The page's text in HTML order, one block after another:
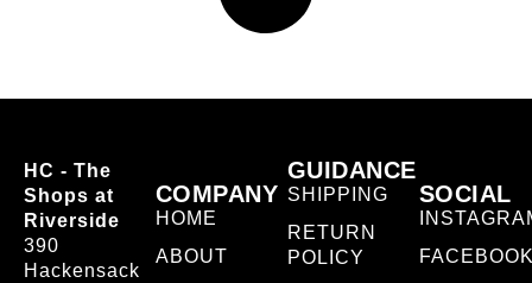
HC - The
Shops at
Riverside
390
Hackensack
COMPANY
HOME
ABOUT
GUIDANCE
SHIPPING
RETURN
POLICY
SOCIAL